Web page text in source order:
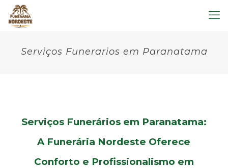
Serviços Funerarios em Paranatama
Serviços Funerários em Paranatama:
A Funerária Nordeste Oferece
Conforto e Profissionalismo em